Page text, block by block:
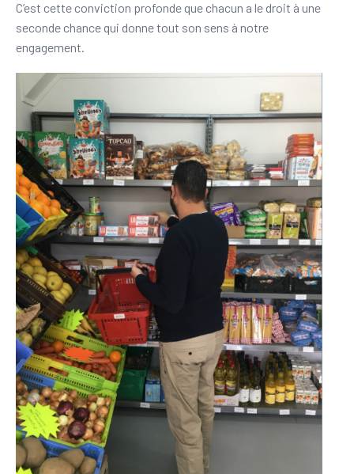
C’est cette conviction profonde que chacun a le droit à une
seconde chance qui donne tout son sens à notre
engagement.